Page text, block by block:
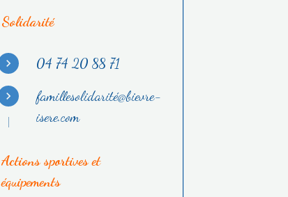
Solidarité
04 74 20 88 71
famillesolidarité@bievre-
isere.com
Actions sportives et
équipements